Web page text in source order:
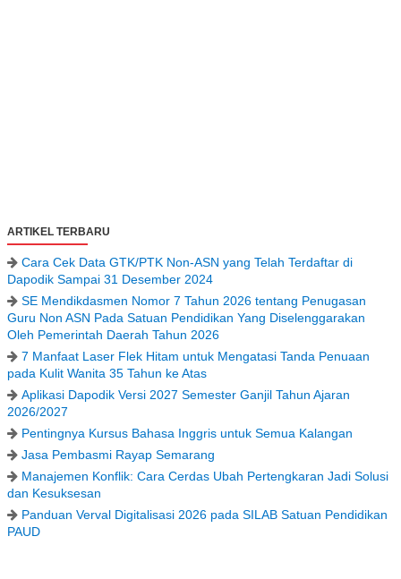
ARTIKEL TERBARU
Cara Cek Data GTK/PTK Non-ASN yang Telah Terdaftar di
Dapodik Sampai 31 Desember 2024
SE Mendikdasmen Nomor 7 Tahun 2026 tentang Penugasan
Guru Non ASN Pada Satuan Pendidikan Yang Diselenggarakan
Oleh Pemerintah Daerah Tahun 2026
7 Manfaat Laser Flek Hitam untuk Mengatasi Tanda Penuaan
pada Kulit Wanita 35 Tahun ke Atas
Aplikasi Dapodik Versi 2027 Semester Ganjil Tahun Ajaran
2026/2027
Pentingnya Kursus Bahasa Inggris untuk Semua Kalangan
Jasa Pembasmi Rayap Semarang
Manajemen Konflik: Cara Cerdas Ubah Pertengkaran Jadi Solusi
dan Kesuksesan
Panduan Verval Digitalisasi 2026 pada SILAB Satuan Pendidikan
PAUD